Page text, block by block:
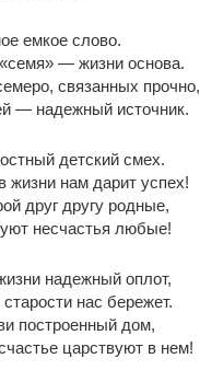
емкое слово.
— жизни основа.
связанных прочно,
— надежный источник.
детский смех.
нам дарит успех!
друг другу родные,
несчастья любые!
надежный оплот,
нас бережет.
построенный дом,
царствуют в нем!